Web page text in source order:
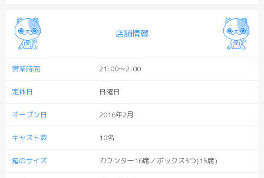
店舗情報
営業時間 21:00〜2:00
定休日 日曜日
オープン日 2016年2月
キャスト数 10名
箱のサイズ カウンター16席／ボックス3つ(15席)